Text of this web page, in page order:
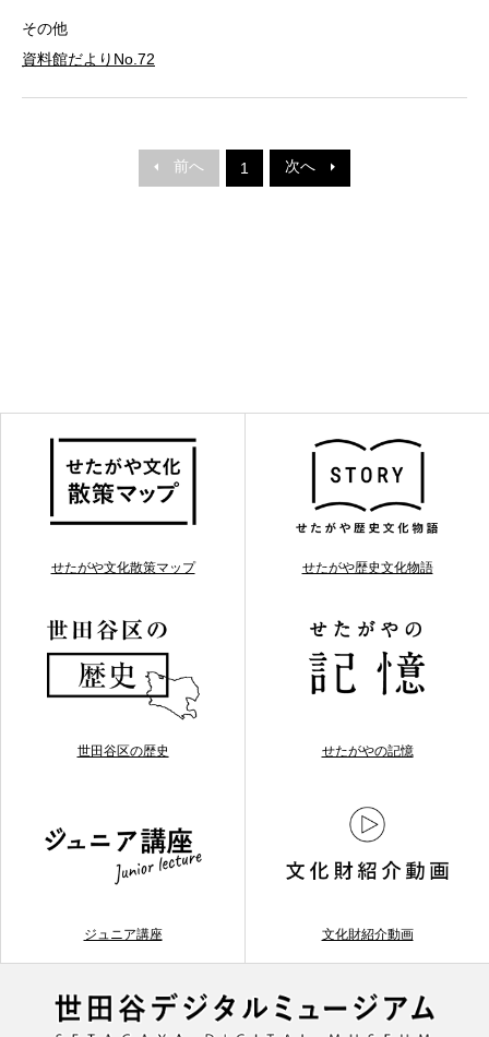
その他
資料館だよりNo.72
前へ 1 次へ
せたがや文化散策マップ せたがや歴史文化物語
世田谷区の歴史 せたがやの記憶
ジュニア講座 文化財紹介動画